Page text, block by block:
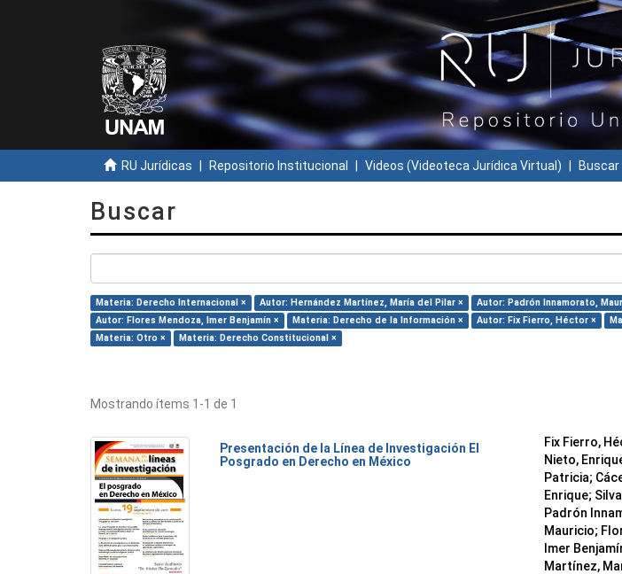
RU Jurídicas Repositorio Institucional Videos (Videoteca Jurídica Virtual) Buscar
Buscar
Materia: Derecho Internacional × Autor: Hernández Martínez, María del Pilar ×
Autor: Padrón Innamorato,
Autor: Flores Mendoza, Imer Benjamín ×
Materia: Derecho de la Información × Autor: Fix Fierro, Héctor ×
Materia: Otro ×
Materia: Derecho Constitucional ×
Mostrando ítems 1-1 de 1
Presentación de la Línea de Investigación El
Posgrado en Derecho en México
Fix Fierro,
Nieto,
Patricia;
Enrique;
Padrón
Mauricio;
Imer
Martínez,